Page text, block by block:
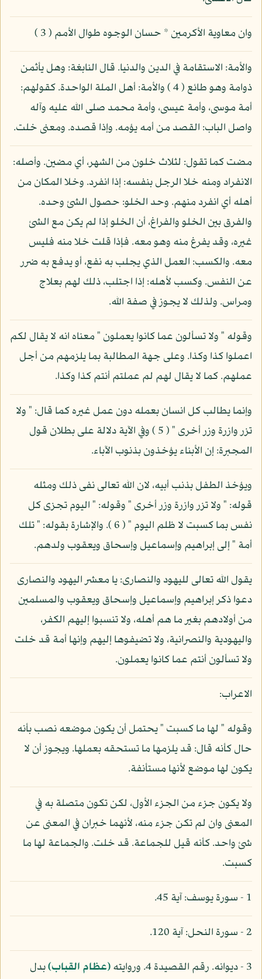
وان معاوية الأكرمين * حسان الوجوه طوال الأمم ( 3 )
والأمة: الاستقامة في الدين والدنيا. قال النابغة: وهل يأثمن
ذوامة وهو طائع ( 4 ) والأمة: أهل الملة الواحدة. كقولهم:
أمة موسى، وأمة عيسى، وأمة محمد صلى الله عليه وآله
واصل الباب: القصد من أمه يؤمه. وإذا قصده. ومعنى خلت.
مضت كما تقول: لثلاث خلون من الشهر، أي مضين. وأصله:
الانفراد ومنه خلا الرجل بنفسه: إذا انفرد. وخلا المكان من
أهله أي انفرد منهم. وحد الخلو: حصول الشئ وحده.
والفرق بين الخلو والفراغ، أن الخلو إذا لم يكن مع الشئ
غيره، وقد يفرغ منه وهو معه. فإذا قلت خلا منه فليس
معه. والكسب: العمل الذي يجلب به نفع، أو يدفع به ضرر
عن النفس. وكسب لأهله: إذا اجتلب، ذلك لهم بعلاج
ومراس. ولذلك لا يجوز في صفة الله.
وقوله " ولا تسألون عما كانوا يعملون " معناه انه لا يقال لكم
اعملوا كذا وكذا. وعلى جهة المطالبة بما يلزمهم من أجل
عملهم. كما لا يقال لهم لم عملتم أنتم كذا وكذا.
وإنما يطالب كل انسان بعمله دون عمل غيره كما قال: " ولا
تزر وازرة وزر أخرى " ( 5 ) وفي الآية دلالة على بطلان قول
المجبرة: إن الأبناء يؤخذون بذنوب الآباء.
ويؤخذ الطفل بذنب أبيه، لان الله تعالى نفى ذلك ومثله
قوله: " ولا تزر وازرة وزر أخرى " وقوله: " اليوم تجزى كل
نفس بما كسبت لا ظلم اليوم " ( 6 ). والإشارة بقوله: " تلك
أمة " إلى إبراهيم وإسماعيل وإسحاق ويعقوب ولدهم.
يقول الله تعالى لليهود والنصارى: يا معشر اليهود والنصارى
دعوا ذكر إبراهيم وإسماعيل وإسحاق ويعقوب والمسلمين
من أولادهم بغير ما هم أهله، ولا تنسبوا إليهم الكفر،
واليهودية والنصرانية، ولا تضيفوها إليهم وإنها أمة قد خلت
ولا تسألون أنتم عما كانوا يعملون.
الاعراب:
وقوله " لها ما كسبت " يحتمل أن يكون موضعه نصب بأنه
حال كأنه قال: قد يلزمها ما تستحقه بعملها. ويجوز أن لا
يكون لها موضع لأنها مستأنفة.
ولا يكون جزء من الجزء الأول، لكن تكون متصلة به في
المعنى وان لم تكن جزء منه، لأنهما خبران في المعنى عن
شئ واحد. كأنه قيل للجماعة. قد خلت. والجماعة لها ما
كسبت.
1 - سورة يوسف: آية 45.
2 - سورة النحل: آية 120.
3 - ديوانه. رقم القصيدة 4. وروايته (عظام القباب)بدل